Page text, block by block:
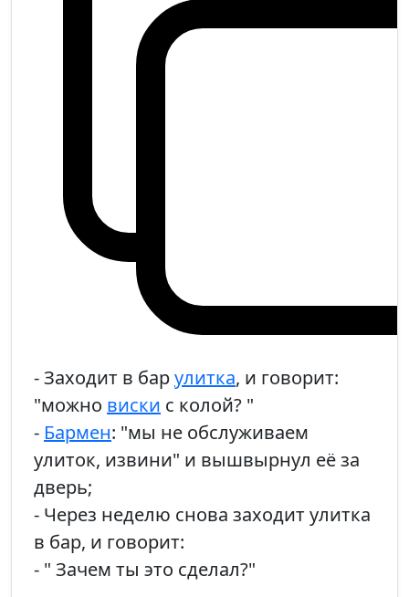
- Заходит в барулитка, и говорит:
"можно виски с колой? "
- Бармен: "мы не обслуживаем
улиток, извини" и вышвырнул её за
дверь;
- Через неделю снова заходит улитка
в бар, и говорит:
- " Зачем ты это сделал?"